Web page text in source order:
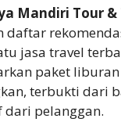
Mandiri Tour
daftar
jasa travel
paket
terbukti dari
pelanggan.